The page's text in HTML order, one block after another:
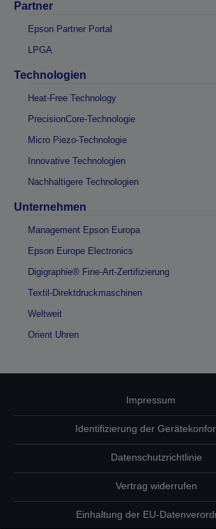
Partner
Epson Partner Portal
LPGA
Technologien
Heat-Free Technology
PrecisionCore-Technologie
Micro Piezo-Technologie
Innovative Technologien
Nachhaltigere Technologien
Unternehmen
Management Epson Europa
Epson Europe Electronics
Digigraphie® Fine-Art-Zertifizierung
Textil-Direktdruckmaschinen
Weltweit
Orient Uhren
Impressum
Identifizierung der
Datenschutzrichtlinie
Vertrag widerrufen
Einhaltung der EU-